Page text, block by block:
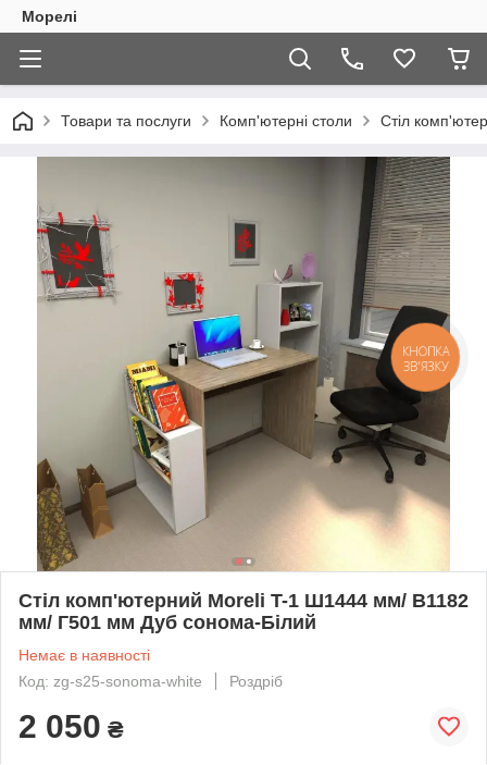
Морелі
Товари та послуги Комп'ютерні столи Стіл
Стіл комп'ютерний Moreli T-1 Ш1444 мм/ В1182
мм/ Г501 мм Дуб сонома-Білий
Немає в наявності
Код: zg-s25-sonoma-white
Роздріб
2 050 ₴
КНОПКА
ЗВ'ЯЗКУ